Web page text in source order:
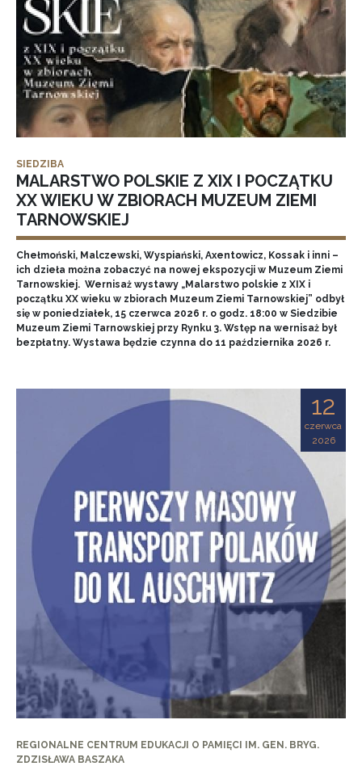
SIEDZIBA
MALARSTWO POLSKIE Z XIX I POCZĄTKU
XX WIEKU W ZBIORACH MUZEUM ZIEMI
TARNOWSKIEJ
Chełmoński, Malczewski, Wyspiański, Axentowicz, Kossak i inni –
ich dzieła można zobaczyć na nowej ekspozycji w Muzeum Ziemi
Tarnowskiej. Wernisaż wystawy „Malarstwo polskie z XIX i
początku XX wieku w zbiorach Muzeum Ziemi Tarnowskiej” odbył
się w poniedziałek, 15 czerwca 2026 r. o godz. 18:00 w Siedzibie
Muzeum Ziemi Tarnowskiej przy Rynku 3. Wstęp na wernisaż był
bezpłatny. Wystawa będzie czynna do 11 października 2026 r.
12
czerwca
2026
REGIONALNE CENTRUM EDUKACJI O PAMIĘCI IM. GEN. BRYG.
ZDZISŁAWA BASZAKA